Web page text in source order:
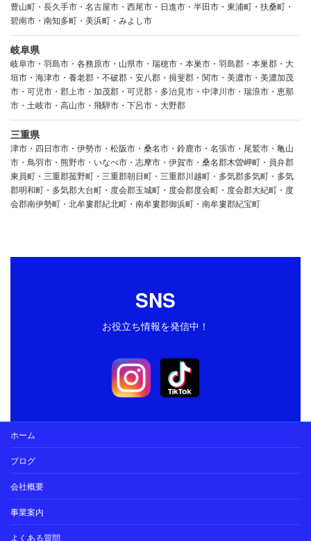
豊山町・長久手市・名古屋市・西尾市・日進市・半田市・東浦町・扶桑町・
碧南市・南知多町・美浜町・みよし市
岐阜県
岐阜市・羽島市・各務原市・山県市・瑞穂市・本巣市・羽島郡・本巣郡・大
垣市・海津市・養老郡・不破郡・安八郡・揖斐郡・関市・美濃市・美濃加茂
市・可児市・郡上市・加茂郡・可児郡・多治見市・中津川市・瑞浪市・恵那
市・土岐市・高山市・飛騨市・下呂市・大野郡
三重県
津市・四日市市・伊勢市・松阪市・桑名市・鈴鹿市・名張市・尾鷲市・亀山
市・鳥羽市・熊野市・いなべ市・志摩市・伊賀市・桑名郡木曽岬町・員弁郡
東員町・三重郡菰野町・三重郡朝日町・三重郡川越町・多気郡多気町・多気
郡明和町・多気郡大台町・度会郡玉城町・度会郡度会町・度会郡大紀町・度
会郡南伊勢町・北牟婁郡紀北町・南牟婁郡御浜町・南牟婁郡紀宝町
SNS
お役立ち情報を発信中！
ホーム
ブログ
会社概要
事業案内
よくある質問